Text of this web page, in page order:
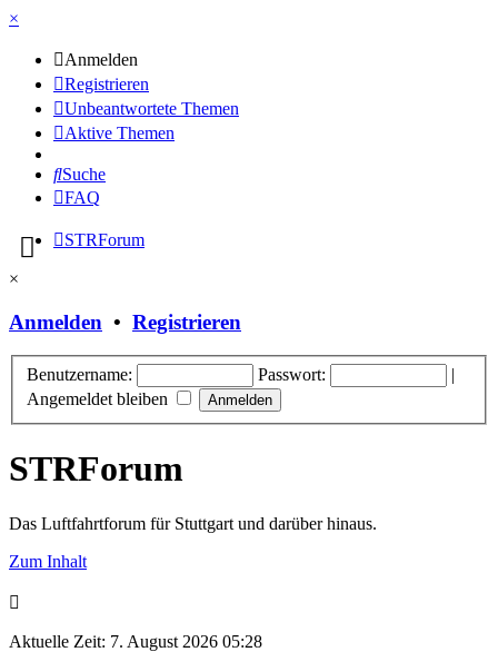
×
Anmelden
Registrieren
Unbeantwortete Themen
Aktive Themen
Suche
FAQ
STRForum
×
Anmelden • Registrieren
Benutzername: Passwort:
|
Angemeldet bleiben
STRForum
Das Luftfahrtforum für Stuttgart und darüber hinaus.
Zum Inhalt
Aktuelle Zeit: 7. August 2026 05:28